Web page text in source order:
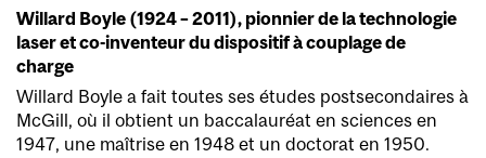
Willard Boyle (1924 – 2011), pionnier de la technologie
laser et co-inventeur du dispositif à couplage de
charge
Willard Boyle a fait toutes ses études postsecondaires à
McGill, où il obtient un baccalauréat en sciences en
1947, une maîtrise en 1948 et un doctorat en 1950.